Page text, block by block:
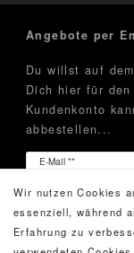
Angebote per
Du willst auf
Dich hier für
Kundenkonto
abbestellen...
E-Mail **
Newsletter
Hiermit
gelesen habe.
widerrufen.**
Wir nutzen Cookies
essenziell, während
Erfahrung zu